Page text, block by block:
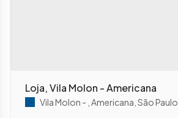
Loja, Vila Molon - Americana
Vila Molon Americana São Paulo